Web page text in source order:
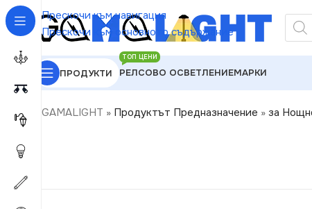
Прескочи към навигация
Прескочи към основното съдържание
ПРОДУКТИ РЕЛСОВО ОСВЕТЛЕНИЕ
ТОП ЦЕНИ
МАРКИ
GAMALIGHT » Продуктът Предназначение » за